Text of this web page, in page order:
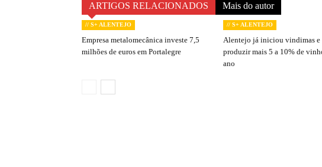
ARTIGOS RELACIONADOS Mais do autor
// S+ ALENTEJO
Empresa metalomecânica investe 7,5
milhões de euros em Portalegre
// S+ ALENTEJO
Alentejo já iniciou vindimas e
produzir mais 5 a 10% de
ano